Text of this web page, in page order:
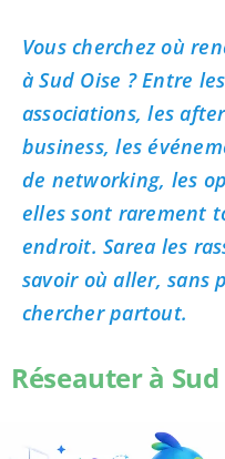
Vous cherchez où
à Sud Oise ? Entre
associations, les
business, les
de networking, les
elles sont rarement
endroit. Sarea les
savoir où aller, sans
chercher partout.
Réseauter à